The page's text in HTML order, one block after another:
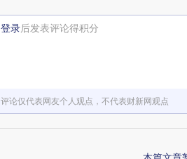
登录后发表评论得积分
评论仅代表网友个人观点，不代表财新网观点